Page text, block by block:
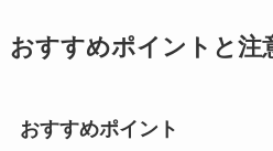
おすすめポイントと注
おすすめポイント